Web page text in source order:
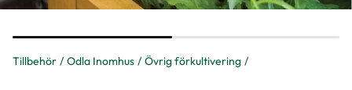
Tillbehör Odla Inomhus Övrig förkultivering